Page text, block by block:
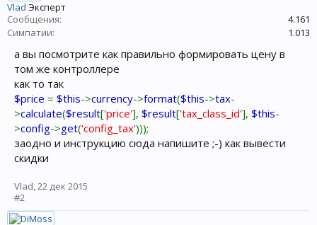
Vlad Эксперт
Сообщения:
4.161
Симпатии:
1.013
а вы посмотрите как правильно формировать цену в
том же контроллере
как то так
$price = $this->currency->format($this->tax-
>calculate($result['price'], $result['tax_class_id'], $this-
>config->get('config_tax')));
заодно и инструкцию сюда напишите ;-) как вывести
скидки
Vlad,22 дек 2015
#2